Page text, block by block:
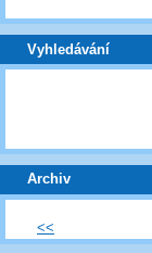
Vyhledávání
Archiv
<<